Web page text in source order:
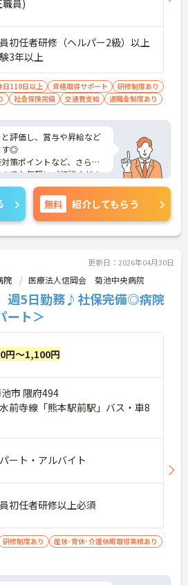
員)
初任者研修（ヘルパー2級）以上
3年以上
日110日以上 資格取得サポート
研修制度あり
社会保険完備 交通費支給 退職金制度あり
評価し、賞与や昇給など
す◎
策ポイントなど、さらに
でお気軽にご相談くださ
無料 紹介してもらう
更新日：2026年04月30日
院 医療法人信岡会 菊池中央病院
週5日勤務♪社保完備◎病院
ート＞
円～1,100円
市 隈府494
前寺線「熊本駅前駅」バス・車8
ート・アルバイト
初任者研修以上必須
研修制度あり
産休･育休･介護休暇取得実績あり